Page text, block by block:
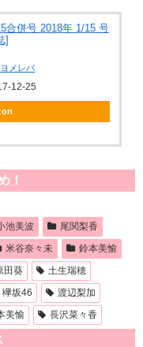
合併号 2018年 1/15 号
]
ヨメレバ
12-25
！
池美波
尾関梨香
米谷奈々未
鈴本美愉
田葵
土生瑞穂
欅坂46
渡辺梨加
美愉 長沢菜々香